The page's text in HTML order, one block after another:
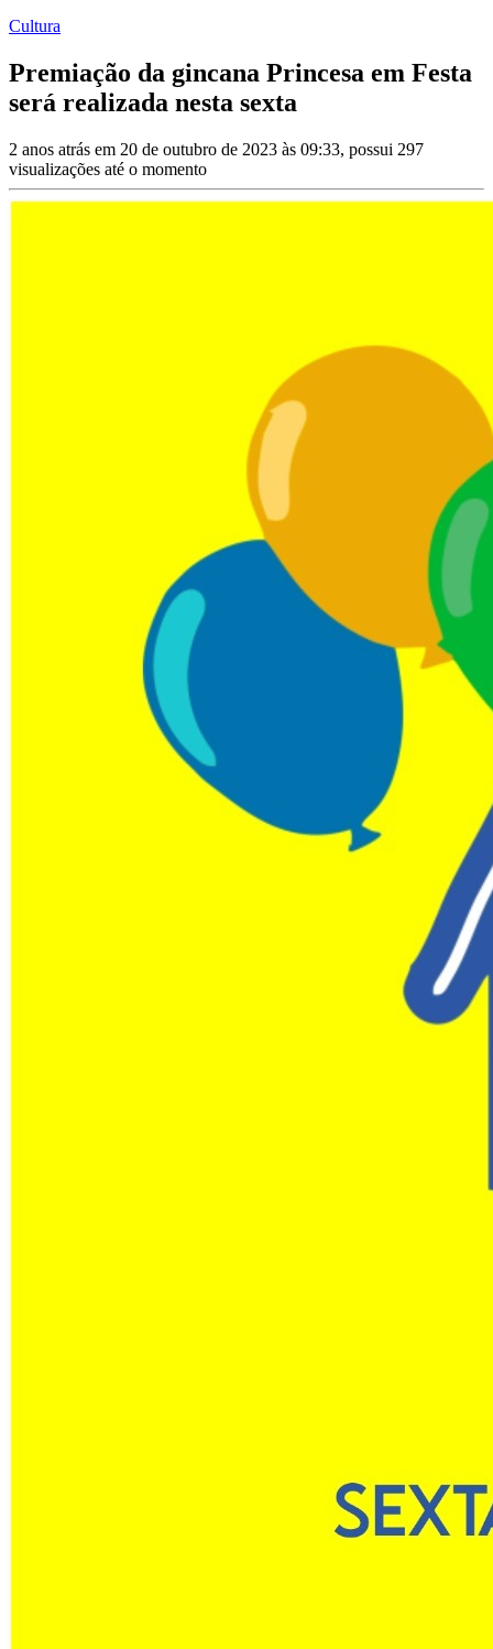
Cultura
Premiação da gincana Princesa em Festa
será realizada nesta sexta
2 anos atrás em 20 de outubro de 2023 às 09:33, possui 297
visualizações até o momento